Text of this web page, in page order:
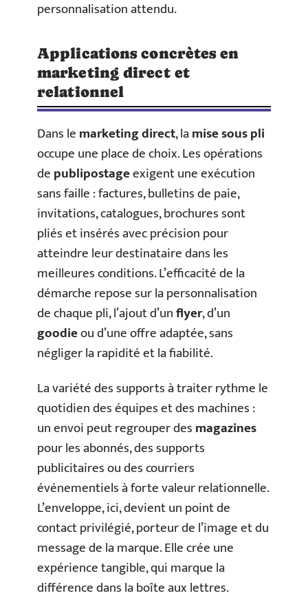
personnalisation attendu.
Applications concrètes en
marketing direct et
relationnel
Dans lemarketing direct, lamise sous pli
occupe une place de choix. Les opérations
depublipostageexigent une exécution
sans faille : factures, bulletins de paie,
invitations, catalogues, brochures sont
pliés et insérés avec précision pour
atteindre leur destinataire dans les
meilleures conditions. L’efficacité de la
démarche repose sur la personnalisation
de chaque pli, l’ajout d’unflyer, d’un
goodieou d’une offre adaptée, sans
négliger la rapidité et la fiabilité.
La variété des supports à traiter rythme le
quotidien des équipes et des machines :
un envoi peut regrouper desmagazines
pour les abonnés, des supports
publicitaires ou des courriers
événementiels à forte valeur relationnelle.
L’enveloppe, ici, devient un point de
contact privilégié, porteur de l’image et du
message de la marque. Elle crée une
expérience tangible, qui marque la
différence dans la boîte aux lettres.